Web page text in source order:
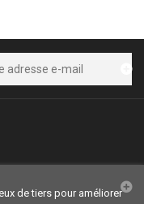
de tiers pour améliorer